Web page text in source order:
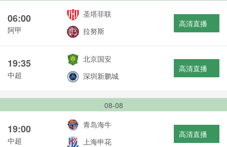
06:00
阿甲
圣塔菲联
拉努斯
高清直播
19:35
中超
北京国安
深圳新鹏城
高清直播
08-08
19:00
中超
青岛海牛
上海申花
高清直播